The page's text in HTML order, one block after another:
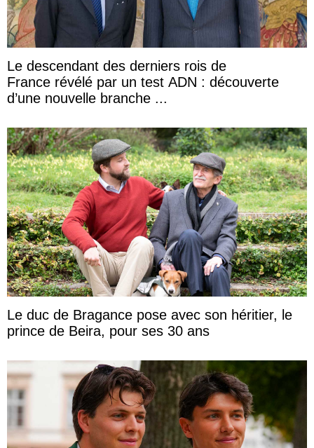
Le descendant des derniers rois de
France révélé par un test ADN : découverte
d’une nouvelle branche ...
Le duc de Bragance pose avec son héritier, le
prince de Beira, pour ses 30 ans